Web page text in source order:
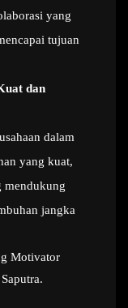
yang
tujuan
dan
dalam
yang kuat,
mendukung
jangka
Motivator